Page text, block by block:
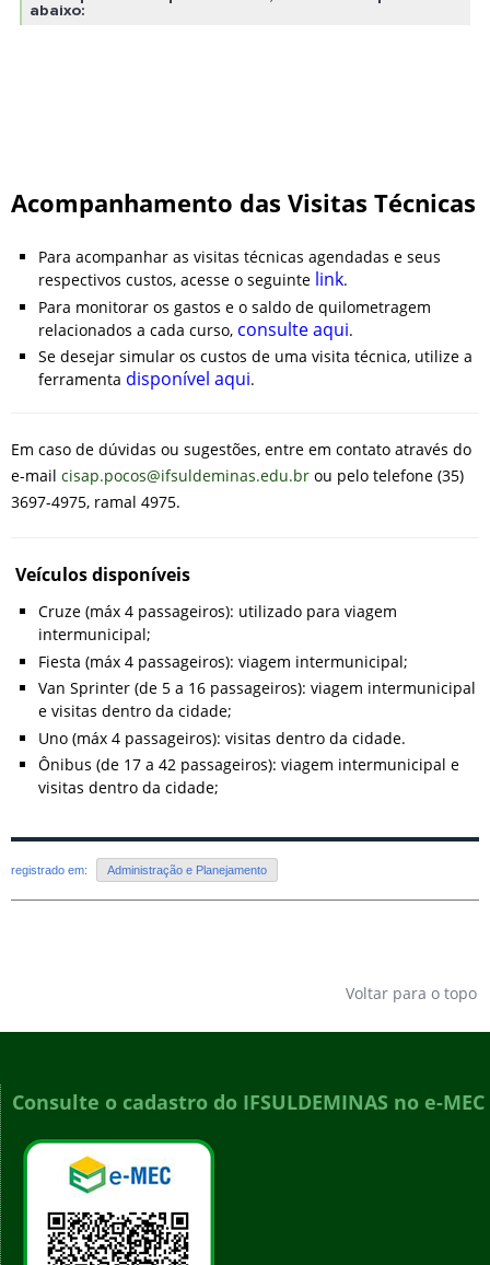
Acompanhamento das Visitas Técnicas
Para acompanhar as visitas técnicas agendadas e seus
respectivos custos, acesse o seguinte link.
Para monitorar os gastos e o saldo de quilometragem
relacionados a cada curso, consulte aqui.
Se desejar simular os custos de uma visita técnica, utilize a
ferramenta disponível aqui.
Em caso de dúvidas ou sugestões, entre em contato através do
e-mail cisap.pocos@ifsuldeminas.edu.br ou pelo telefone (35)
3697-4975, ramal 4975.
Veículos disponíveis
Cruze (máx 4 passageiros): utilizado para viagem
intermunicipal;
Fiesta (máx 4 passageiros): viagem intermunicipal;
Van Sprinter (de 5 a 16 passageiros): viagem intermunicipal
e visitas dentro da cidade;
Uno (máx 4 passageiros): visitas dentro da cidade.​
Ônibus (de 17 a 42 passageiros): viagem intermunicipal e
visitas dentro da cidade;
registrado em: Administração e Planejamento
Voltar para o topo
Consulte o cadastro do IFSULDEMINAS no e-MEC